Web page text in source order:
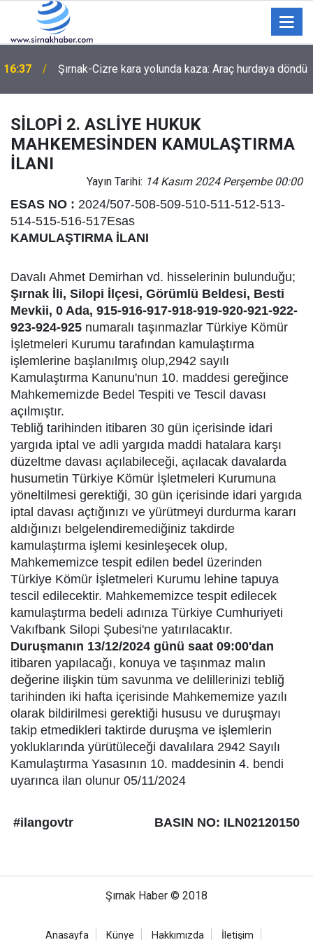
16:37 Şırnak-Cizre kara yolunda kaza: Araç hurdaya döndü
SİLOPİ 2. ASLİYE HUKUK
MAHKEMESİNDEN KAMULAŞTIRMA
İLANI
Yayın Tarihi: 14 Kasım 2024 Perşembe 00:00
ESAS NO : 2024/507-508-509-510-511-512-513-
514-515-516-517Esas
KAMULAŞTIRMA İLANI
Davalı Ahmet Demirhan vd. hisselerinin bulunduğu;
Şırnak İli, Silopi İlçesi, Görümlü Beldesi, Besti
Mevkii, 0 Ada, 915-916-917-918-919-920-921-922-
923-924-925 numaralı taşınmazlar Türkiye Kömür
İşletmeleri Kurumu tarafından kamulaştırma
işlemlerine başlanılmış olup,2942 sayılı
Kamulaştırma Kanunu'nun 10. maddesi gereğince
Mahkememizde Bedel Tespiti ve Tescil davası
açılmıştır.
Tebliğ tarihinden itibaren 30 gün içerisinde idari
yargıda iptal ve adli yargıda maddi hatalara karşı
düzeltme davası açılabileceği, açılacak davalarda
husumetin Türkiye Kömür İşletmeleri Kurumuna
yöneltilmesi gerektiği, 30 gün içerisinde idari yargıda
iptal davası açtığınızı ve yürütmeyi durdurma kararı
aldığınızı belgelendiremediğiniz takdirde
kamulaştırma işlemi kesinleşecek olup,
Mahkememizce tespit edilen bedel üzerinden
Türkiye Kömür İşletmeleri Kurumu lehine tapuya
tescil edilecektir. Mahkememizce tespit edilecek
kamulaştırma bedeli adınıza Türkiye Cumhuriyeti
Vakıfbank Silopi Şubesi'ne yatırılacaktır.
Duruşmanın 13/12/2024 günü saat 09:00'dan
itibaren yapılacağı, konuya ve taşınmaz malın
değerine ilişkin tüm savunma ve delillerinizi tebliğ
tarihinden iki hafta içerisinde Mahkememize yazılı
olarak bildirilmesi gerektiği hususu ve duruşmayı
takip etmedikleri taktirde duruşma ve işlemlerin
yokluklarında yürütüleceği davalılara 2942 Sayılı
Kamulaştırma Yasasının 10. maddesinin 4. bendi
uyarınca ilan olunur 05/11/2024
#ilangovtr BASIN NO: ILN02120150
Şırnak Haber © 2018
Anasayfa Künye Hakkımızda İletişim